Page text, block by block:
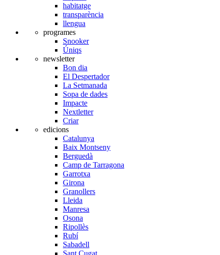
habitatge
transparència
llengua
programes
Snooker
Úniqs
newsletter
Bon dia
El Despertador
La Setmanada
Sopa de dades
Impacte
Nextletter
Criar
edicions
Catalunya
Baix Montseny
Berguedà
Camp de Tarragona
Garrotxa
Girona
Granollers
Lleida
Manresa
Osona
Ripollès
Rubí
Sabadell